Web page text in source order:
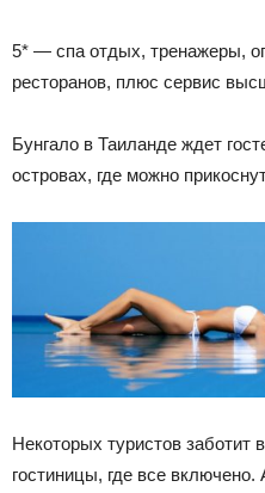
5* — спа отдых, тренажеры,
ресторанов, плюс сервис
Бунгало в Таиланде ждет
островах, где можно
Некоторых туристов заботит
гостиницы, где все включено.